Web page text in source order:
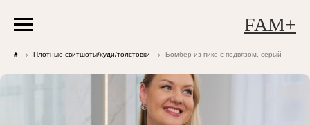
FAM+
Плотные свитшоты/худи/толстовки Бомбер из пике с подвязом, серый